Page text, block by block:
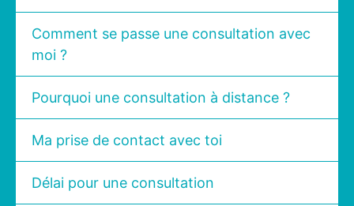
Comment se passe une consultation avec
moi ?
Pourquoi une consultation à distance ?
Ma prise de contact avec toi
Délai pour une consultation